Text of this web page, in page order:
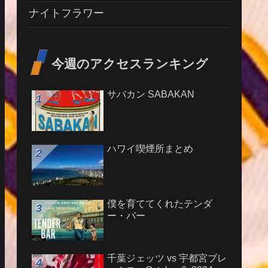
ナイトフラワー
今週のアクセスランキング
サバカン SABAKAN
ハワイ喫煙所まとめ
僕を育ててくれたテンダ
ー・バー
千葉ジェッツ vs 宇都宮ブレ